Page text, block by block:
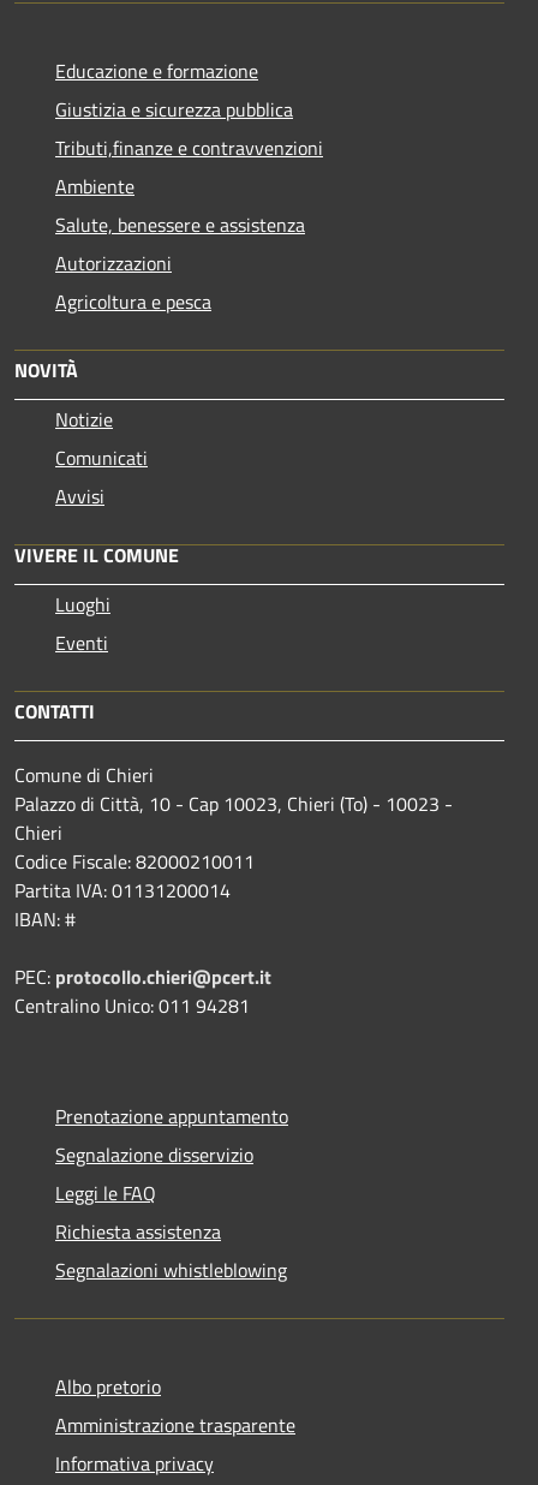
Educazione e formazione
Giustizia e sicurezza pubblica
Tributi,finanze e contravvenzioni
Ambiente
Salute, benessere e assistenza
Autorizzazioni
Agricoltura e pesca
NOVITÀ
Notizie
Comunicati
Avvisi
VIVERE IL COMUNE
Luoghi
Eventi
CONTATTI
Comune di Chieri
Palazzo di Città, 10 - Cap 10023, Chieri (To) - 10023 -
Chieri
Codice Fiscale: 82000210011
Partita IVA: 01131200014
IBAN: #
PEC: protocollo.chieri@pcert.it
Centralino Unico: 011 94281
Prenotazione appuntamento
Segnalazione disservizio
Leggi le FAQ
Richiesta assistenza
Segnalazioni whistleblowing
Albo pretorio
Amministrazione trasparente
Informativa privacy